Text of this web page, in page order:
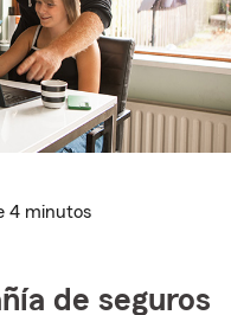
4 minutos
de seguros